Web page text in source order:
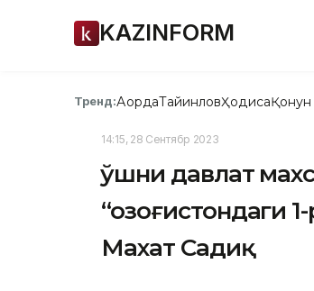
KAZINFORM
Тренд:АқордаТайинловҲодисаҚонун
14:15, 28 Сентябр 2023
Қўшни давлат
“Қозоғистондаги
Махат Садиқ